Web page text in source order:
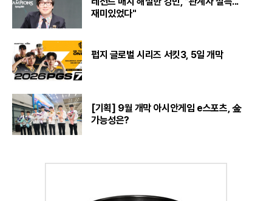
재미있었다"
펍지 글로벌 시리즈 서킷3, 5일 개막
[기획] 9월 개막 아시안게임 e스포츠, 金
가능성은?